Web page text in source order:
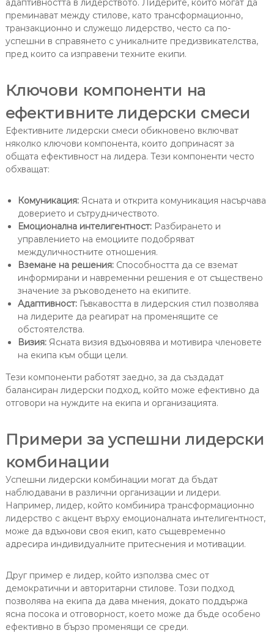
адаптивността в лидерството. Лидерите, които могат да
преминават между стилове, като трансформационно,
транзакционно и служещо лидерство, често са по-
успешни в справянето с уникалните предизвикателства,
пред които са изправени техните екипи.
Ключови компоненти на
ефективните лидерски смеси
Ефективните лидерски смеси обикновено включват
няколко ключови компонента, които допринасят за
общата ефективност на лидера. Тези компоненти често
обхващат:
Комуникация:Ясната и открита комуникация насърчава
доверието и сътрудничеството.
Емоционална интелигентност:Разбирането и
управлението на емоциите подобряват
междуличностните отношения.
Вземане на решения:Способността да се вземат
информирани и навременни решения е от съществено
значение за ръководенето на екипите.
Адаптивност:Гъвкавостта в лидерския стил позволява
на лидерите да реагират на променящите се
обстоятелства.
Визия:Ясната визия вдъхновява и мотивира членовете
на екипа към общи цели.
Тези компоненти работят заедно, за да създадат
балансиран лидерски подход, който може ефективно да
отговори на нуждите на екипа и организацията.
Примери за успешни лидерски
комбинации
Успешни лидерски комбинации могат да бъдат
наблюдавани в различни организации и лидери.
Например, лидер, който комбинира трансформационно
лидерство с акцент върху емоционалната интелигентност,
може да вдъхнови своя екип, като същевременно
адресира индивидуалните притеснения и мотивации.
Друг пример е лидер, който използва смес от
демократични и авторитарни стилове. Този подход
позволява на екипа да дава мнения, докато поддържа
ясна посока и отговорност, което може да бъде особено
ефективно в бързо променящи се среди.